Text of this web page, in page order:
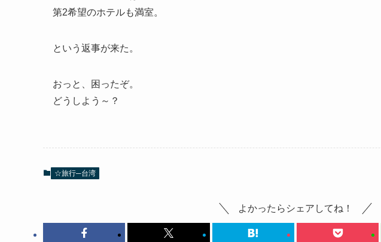
第2希望のホテルも満室。
という返事が来た。
おっと、困ったぞ。
どうしよう～？
☆旅行─台湾
よかったらシェアしてね！